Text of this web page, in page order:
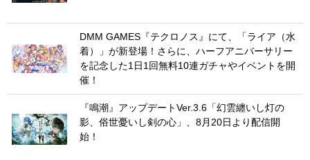
DMM GAMES『テクロノス』にて、「ライア（水
着）」が新登場！さらに、ハーフアニバーサリー
を記念した1日1回無料10連ガチャやイベントを開
催！
『鳴潮』アップデートVer.3.6「幻雲纏いし灯の
影、俗世憂いし剣の心」、8月20日より配信開
始！